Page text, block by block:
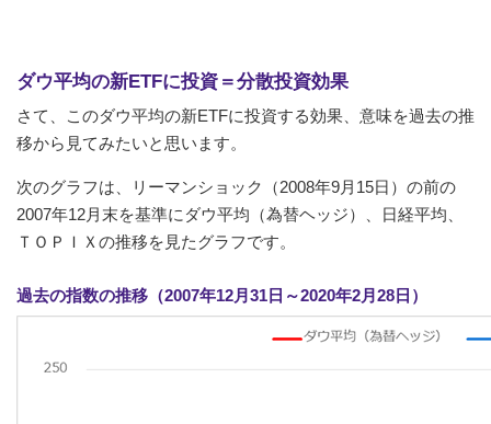
ダウ平均の新ETFに投資＝分散投資効果
さて、このダウ平均の新ETFに投資する効果、意味を過去の推
移から見てみたいと思います。
次のグラフは、リーマンショック（2008年9月15日）の前の
2007年12月末を基準にダウ平均（為替ヘッジ）、日経平均、
ＴＯＰＩＸの推移を見たグラフです。
過去の指数の推移（2007年12月31日～2020年2月28日）